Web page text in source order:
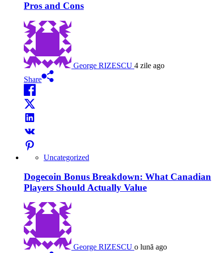
Pros and Cons
George RIZESCU 4 zile ago
Share
Uncategorized
Dogecoin Bonus Breakdown: What Canadian
Players Should Actually Value
George RIZESCU o lună ago